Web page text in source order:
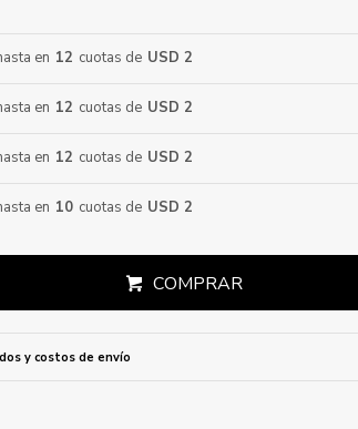
en 12 cuotas de USD 2
en 12 cuotas de USD 2
en 12 cuotas de USD 2
en 10 cuotas de USD 2
COMPRAR
y costos de envío